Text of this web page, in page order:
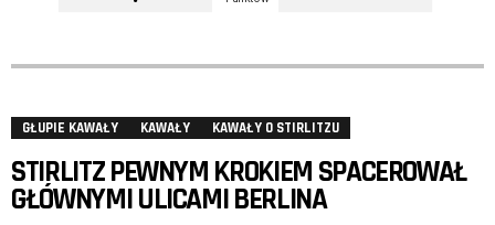
GŁUPIE KAWAŁY KAWAŁY KAWAŁY O STIRLITZU
STIRLITZ PEWNYM KROKIEM SPACEROWAŁ
GŁÓWNYMI ULICAMI BERLINA